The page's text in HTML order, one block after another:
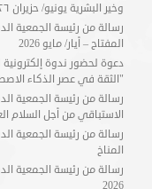
وخير البشرية يونيو/ حزيران ٢٠٢٦
المفتاح – أيار/ مايو 2026
"الثقة في عصر الذكاء
الاستباقي من أجل السلام
رسالة من رئيسة الجمعية
المناخ
رسالة من رئيسة الجمعية